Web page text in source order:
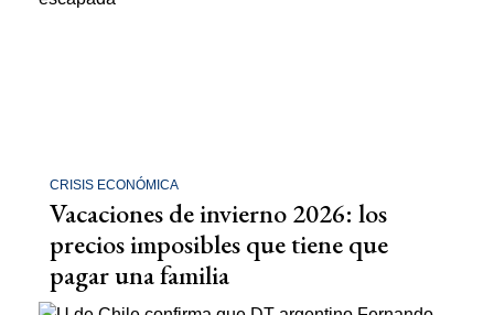
CRISIS ECONÓMICA
Vacaciones de invierno 2026: los
precios imposibles que tiene que
pagar una familia